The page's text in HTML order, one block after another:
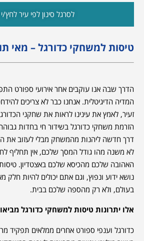
לסרגל סינון לפי עיר לחץ/
טיסות למשחקי כדורגל – מאי
הדרך שבה אנו עוקבים אחר אירועי ספורט
המדיה הדיגיטלית. אנחנו כבר לא צריכים
זעיר, לאמץ את עינינו לראות את שחקני
דרך חדשה ליהנות מהמשחק מבלי לעזוב את
לא משנה מהו גודל המסך שלכם, אין תחליף
האהובה שלכם מהכיסא שלכם באצטדיון.
נושא ידוע ונפוץ, וגם אתם יכולים להיות חלק
בעולם, ולא רק מהספה שלכם בבית.
אלו יתרונות טיסות למשחקי כדורגל
כדורגל וענפי ספורט אחרים ממלאים תפקיד